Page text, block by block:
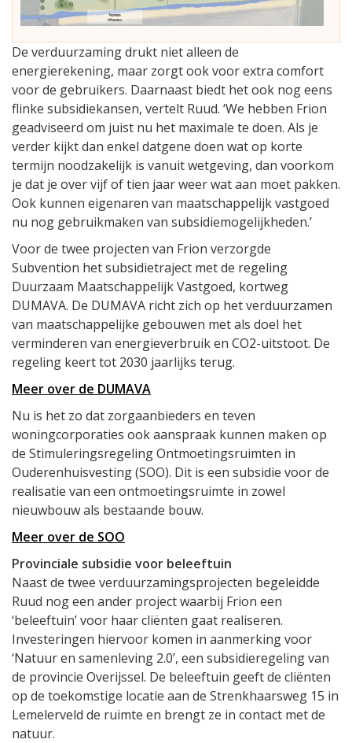
De verduurzaming drukt niet alleen de
energierekening, maar zorgt ook voor extra comfort
voor de gebruikers. Daarnaast biedt het ook nog eens
flinke subsidiekansen, vertelt Ruud. ‘We hebben Frion
geadviseerd om juist nu het maximale te doen. Als je
verder kijkt dan enkel datgene doen wat op korte
termijn noodzakelijk is vanuit wetgeving, dan voorkom
je dat je over vijf of tien jaar weer wat aan moet pakken.
Ook kunnen eigenaren van maatschappelijk vastgoed
nu nog gebruikmaken van subsidiemogelijkheden.’
Voor de twee projecten van Frion verzorgde
Subvention het subsidietraject met de regeling
Duurzaam Maatschappelijk Vastgoed, kortweg
DUMAVA. De DUMAVA richt zich op het verduurzamen
van maatschappelijke gebouwen met als doel het
verminderen van energieverbruik en CO2-uitstoot. De
regeling keert tot 2030 jaarlijks terug.
Meer over de DUMAVA
Nu is het zo dat zorgaanbieders en teven
woningcorporaties ook aanspraak kunnen maken op
de Stimuleringsregeling Ontmoetingsruimten in
Ouderenhuisvesting (SOO). Dit is een subsidie voor de
realisatie van een ontmoetingsruimte in zowel
nieuwbouw als bestaande bouw.
Meer over de SOO
Provinciale subsidie voor beleeftuin
Naast de twee verduurzamingsprojecten begeleidde
Ruud nog een ander project waarbij Frion een
‘beleeftuin’ voor haar cliënten gaat realiseren.
Investeringen hiervoor komen in aanmerking voor
‘Natuur en samenleving 2.0’, een subsidieregeling van
de provincie Overijssel. De beleeftuin geeft de cliënten
op de toekomstige locatie aan de Strenkhaarsweg 15 in
Lemelerveld de ruimte en brengt ze in contact met de
natuur.